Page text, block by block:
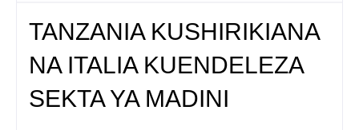
TANZANIA KUSHIRIKIANA
NA ITALIA KUENDELEZA
SEKTA YA MADINI